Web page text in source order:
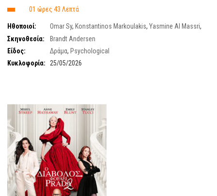
01 ώρες 43 Λεπτά
Ηθοποιοί: Omar Sy, Konstantinos Markoulakis, Yasmine Al Massri,
Aggeliki Papoulia,Thanos Tokakis
Σκηνοθεσία:
Brandt Andersen
Είδος:
Δράμα, Psychological
Κυκλοφορία:
25/05/2026